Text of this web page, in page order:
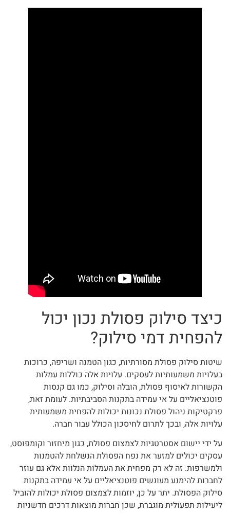
כיצד סילוק פסולת נכון יכול
להפחית דמי סילוק?
שיטות סילוק פסולת מסורתיות, כגון הטמנה ושריפה, כרוכות
בעלויות משמעותיות לעסקים. עלויות אלה כוללות עמלות
הקשורות לאיסוף פסולת, הובלה וסילוק, כמו גם קנסות
פוטנציאליים על אי עמידה בתקנות הסביבתיות. לעומת זאת,
פרקטיקות ניהול פסולת נכונות יכולות להפחית משמעותית
עלויות אלה, ובכך לתרום לחיסכון הכולל עבור חברה.
על ידי יישום אסטרטגיות לצמצום פסולת, כגון מיחזור וקומפוסט,
עסקים יכולים למזער את נפח הפסולת הנשלחת להטמנות
ולמשרפות. זה לא רק מפחית את העמלות הנלוות אלא גם עוזר
לחברות להימנע מעונשים פוטנציאליים על אי עמידה בתקנות
סילוק הפסולת. יתר על כן, יוזמות לצמצום פסולת יכולות להוביל
ליעילות תפעולית מוגברת, שכן חברות מוצאות דרכים חדשניות